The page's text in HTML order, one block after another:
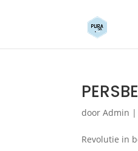
doorAdmin |
Revolutie in